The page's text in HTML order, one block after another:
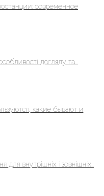
современное
догляду та...
какие бывают и
внутрішніх і зовнішніх...